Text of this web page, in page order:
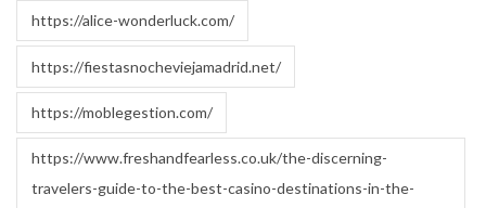
https://alice-wonderluck.com/
https://fiestasnocheviejamadrid.net/
https://moblegestion.com/
https://www.freshandfearless.co.uk/the-discerning-
travelers-guide-to-the-best-casino-destinations-in-the-